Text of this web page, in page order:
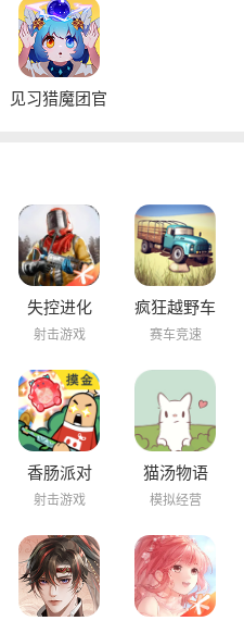
见习猎魔团官
失控进化
射击游戏
疯狂越野车
赛车竞速
香肠派对
射击游戏
猫汤物语
模拟经营